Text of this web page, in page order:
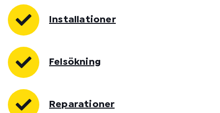
Installationer
Felsökning
Reparationer